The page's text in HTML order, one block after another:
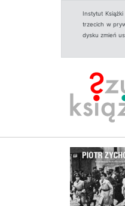
Instytut
trzecich w
dysku zmień